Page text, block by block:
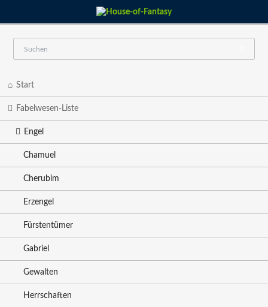
Start
Fabelwesen-Liste
Engel
Chamuel
Cherubim
Erzengel
Fürstentümer
Gabriel
Gewalten
Herrschaften